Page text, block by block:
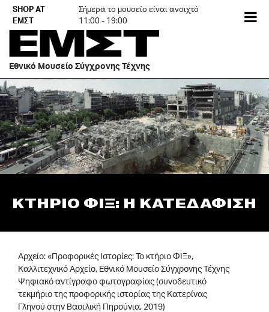
Skip
content
SHOP AT
ΕΜΣΤ
Σήμερα το μουσείο είναι ανοιχτό
11:00 - 19:00
Εθνικό Μουσείο Σύγχρονης Τέχνης
ΚΤΗΡΙΟ ΦΙΞ: Η ΚΑΤΕΔΑΦΙΣΗ
Αρχείο: «Προφορικές Ιστορίες: Το κτήριο ΦΙΞ»,
Καλλιτεχνικό Αρχείο, Εθνικό Μουσείο Σύγχρονης Τέχνης
Ψηφιακό αντίγραφο φωτογραφίας (συνοδευτικό
τεκμήριο της προφορικής ιστορίας της Κατερίνας
Γληνού στην Βασιλική Πηρούνια, 2019)